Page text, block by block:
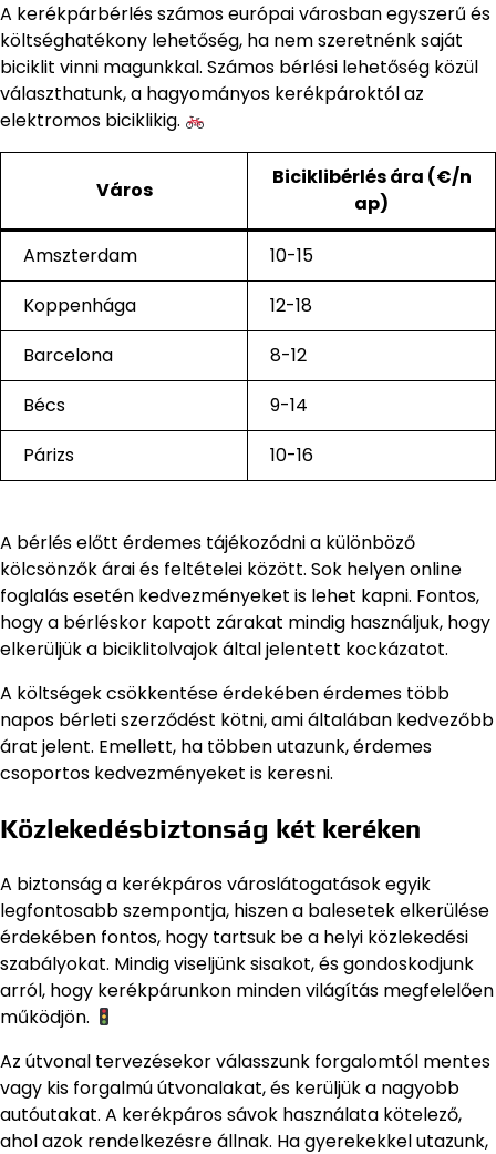
A kerékpárbérlés számos európai városban egyszerű és
költséghatékony lehetőség, ha nem szeretnénk saját
biciklit vinni magunkkal. Számos bérlési lehetőség közül
választhatunk, a hagyományos kerékpároktól az
elektromos biciklikig.
Város
Biciklibérlés ára (€/n
ap)
Amszterdam
10-15
Koppenhága
12-18
Barcelona
8-12
Bécs
9-14
Párizs
10-16
A bérlés előtt érdemes tájékozódni a különböző
kölcsönzők árai és feltételei között. Sok helyen online
foglalás esetén kedvezményeket is lehet kapni. Fontos,
hogy a bérléskor kapott zárakat mindig használjuk, hogy
elkerüljük a biciklitolvajok által jelentett kockázatot.
A költségek csökkentése érdekében érdemes több
napos bérleti szerződést kötni, ami általában kedvezőbb
árat jelent. Emellett, ha többen utazunk, érdemes
csoportos kedvezményeket is keresni.
Közlekedésbiztonság két keréken
A biztonság a kerékpáros városlátogatások egyik
legfontosabb szempontja, hiszen a balesetek elkerülése
érdekében fontos, hogy tartsuk be a helyi közlekedési
szabályokat. Mindig viseljünk sisakot, és gondoskodjunk
arról, hogy kerékpárunkon minden világítás megfelelően
működjön.
Az útvonal tervezésekor válasszunk forgalomtól mentes
vagy kis forgalmú útvonalakat, és kerüljük a nagyobb
autóutakat. A kerékpáros sávok használata kötelező,
ahol azok rendelkezésre állnak. Ha gyerekekkel utazunk,